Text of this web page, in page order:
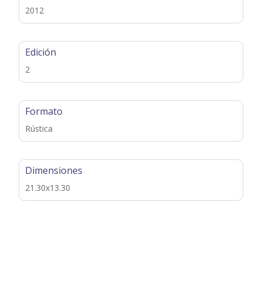
2012
Edición
2
Formato
Rústica
Dimensiones
21.30x13.30